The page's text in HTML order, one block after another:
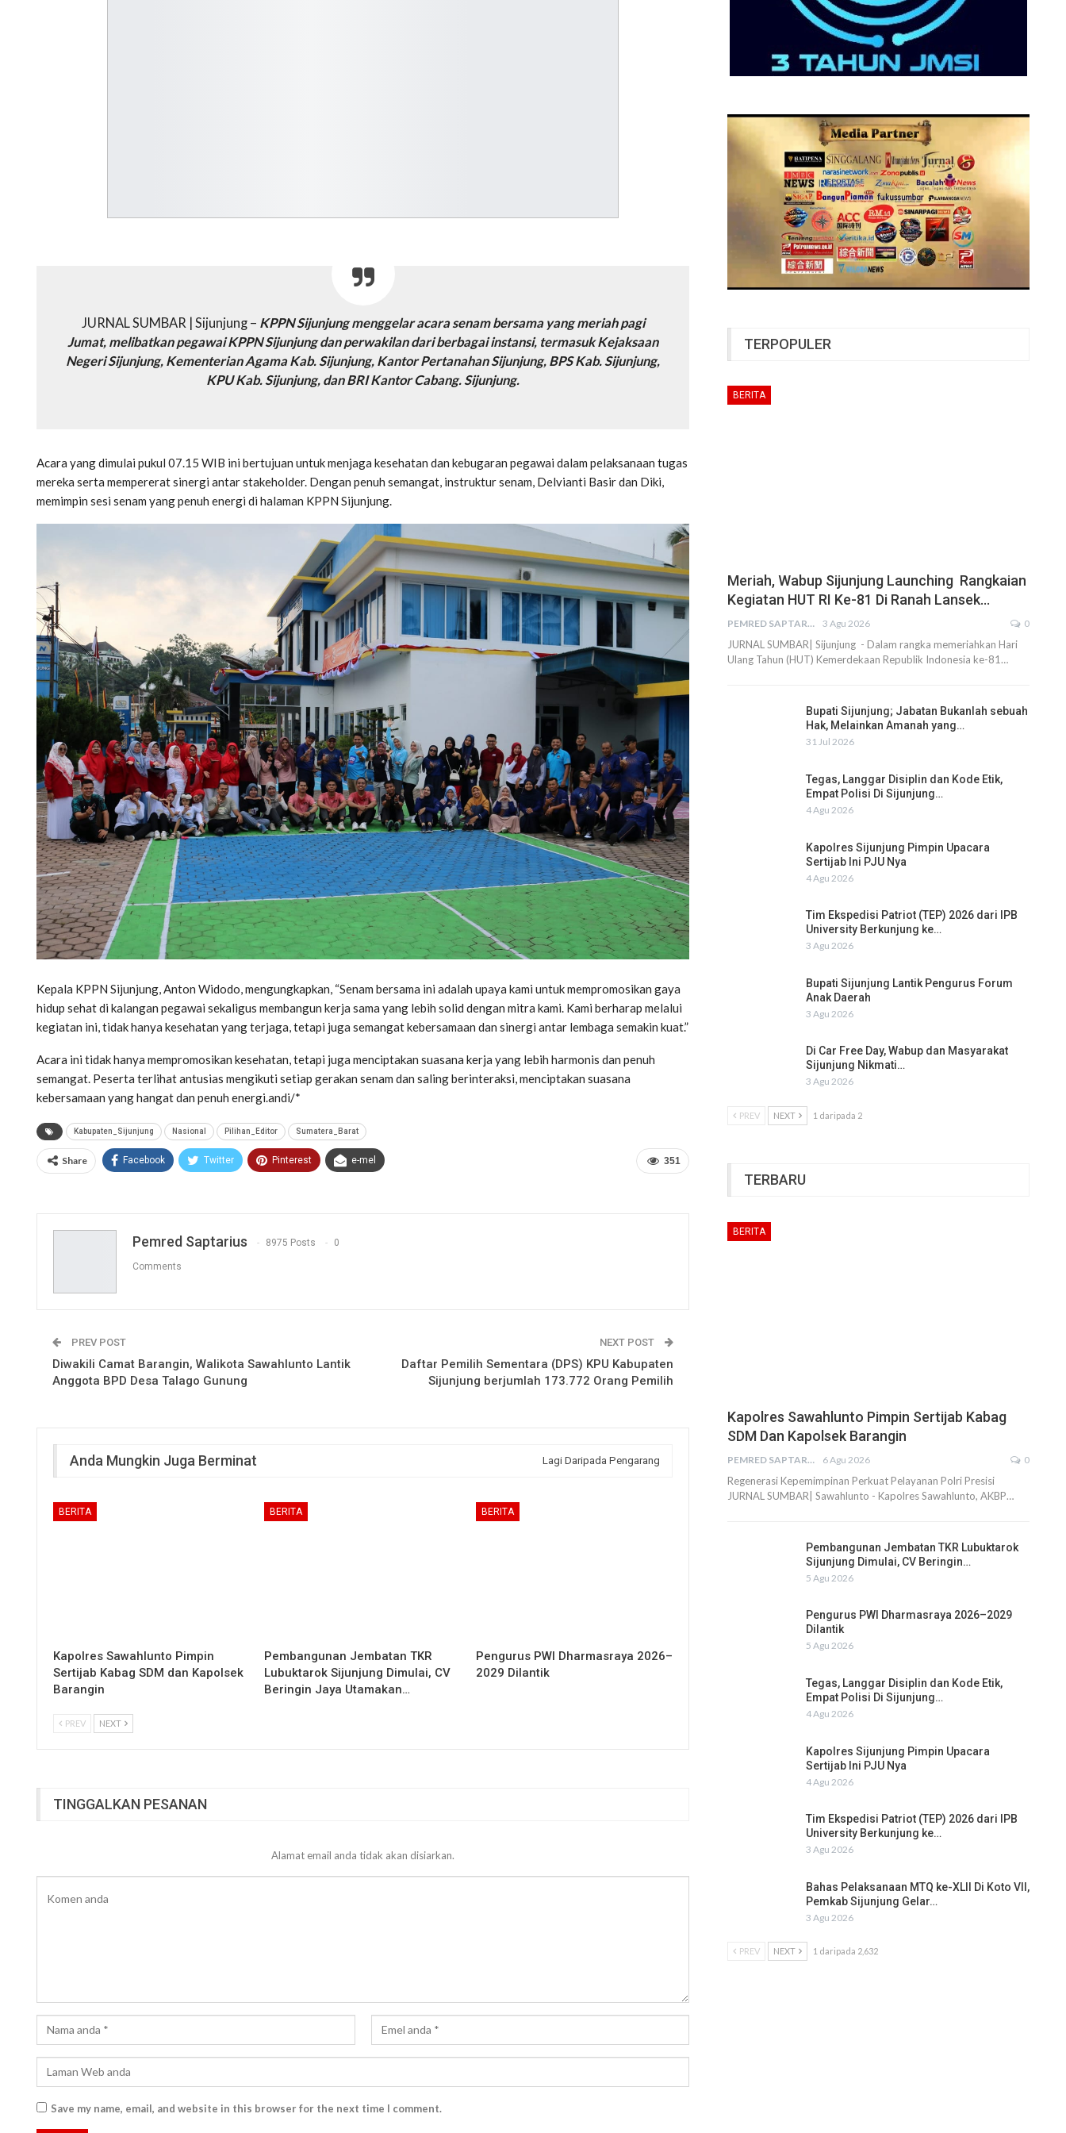
JURNAL SUMBAR | Sijunjung – KPPN Sijunjung menggelar acara senam bersama yang meriah pagi
Jumat, melibatkan pegawai KPPN Sijunjung dan perwakilan dari berbagai instansi, termasuk Kejaksaan
Negeri Sijunjung, Kementerian Agama Kab. Sijunjung, Kantor Pertanahan Sijunjung, BPS Kab. Sijunjung,
KPU Kab. Sijunjung, dan BRI Kantor Cabang. Sijunjung.
Acara yang dimulai pukul 07.15 WIB ini bertujuan untuk menjaga kesehatan dan kebugaran pegawai dalam pelaksanaan tugas
mereka serta mempererat sinergi antar stakeholder. Dengan penuh semangat, instruktur senam, Delvianti Basir dan Diki,
memimpin sesi senam yang penuh energi di halaman KPPN Sijunjung.
Kepala KPPN Sijunjung, Anton Widodo, mengungkapkan, “Senam bersama ini adalah upaya kami untuk mempromosikan gaya
hidup sehat di kalangan pegawai sekaligus membangun kerja sama yang lebih solid dengan mitra kami. Kami berharap melalui
kegiatan ini, tidak hanya kesehatan yang terjaga, tetapi juga semangat kebersamaan dan sinergi antar lembaga semakin kuat.”
Acara ini tidak hanya mempromosikan kesehatan, tetapi juga menciptakan suasana kerja yang lebih harmonis dan penuh
semangat. Peserta terlihat antusias mengikuti setiap gerakan senam dan saling berinteraksi, menciptakan suasana
kebersamaan yang hangat dan penuh energi.andi/*
Kabupaten_Sijunjung Nasional Pilihan_Editor Sumatera_Barat
351
Share Facebook Twitter Pinterest e-mel
Pemred Saptarius 8975 Posts 0
Comments
PREV POST
Diwakili Camat Barangin, Walikota Sawahlunto Lantik
Anggota BPD Desa Talago Gunung
NEXT POST
Daftar Pemilih Sementara (DPS) KPU Kabupaten
Sijunjung berjumlah 173.772 Orang Pemilih
Anda Mungkin Juga Berminat Lagi Daripada Pengarang
BERITA
Kapolres Sawahlunto Pimpin
Sertijab Kabag SDM dan Kapolsek
Barangin
BERITA
Pembangunan Jembatan TKR
Lubuktarok Sijunjung Dimulai, CV
Beringin Jaya Utamakan…
BERITA
Pengurus PWI Dharmasraya 2026–
2029 Dilantik
PREV NEXT
TINGGALKAN PESANAN
Alamat email anda tidak akan disiarkan.
Save my name, email, and website in this browser for the next time I comment.
TERPOPULER
BERITA
Meriah, Wabup Sijunjung Launching Rangkaian
Kegiatan HUT RI Ke-81 Di Ranah Lansek…
PEMRED SAPTARIUS 3 Agu 2026 0
JURNAL SUMBAR| Sijunjung - Dalam rangka memeriahkan Hari
Ulang Tahun (HUT) Kemerdekaan Republik Indonesia ke-81…
Bupati Sijunjung; Jabatan Bukanlah sebuah
Hak, Melainkan Amanah yang…
31 Jul 2026
Tegas, Langgar Disiplin dan Kode Etik,
Empat Polisi Di Sijunjung…
4 Agu 2026
Kapolres Sijunjung Pimpin Upacara
Sertijab Ini PJU Nya
4 Agu 2026
Tim Ekspedisi Patriot (TEP) 2026 dari IPB
University Berkunjung ke…
3 Agu 2026
Bupati Sijunjung Lantik Pengurus Forum
Anak Daerah
3 Agu 2026
Di Car Free Day, Wabup dan Masyarakat
Sijunjung Nikmati…
3 Agu 2026
PREV NEXT 1 daripada 2
TERBARU
BERITA
Kapolres Sawahlunto Pimpin Sertijab Kabag
SDM Dan Kapolsek Barangin
PEMRED SAPTARIUS 6 Agu 2026 0
Regenerasi Kepemimpinan Perkuat Pelayanan Polri Presisi
JURNAL SUMBAR| Sawahlunto - Kapolres Sawahlunto, AKBP…
Pembangunan Jembatan TKR Lubuktarok
Sijunjung Dimulai, CV Beringin…
5 Agu 2026
Pengurus PWI Dharmasraya 2026–2029
Dilantik
5 Agu 2026
Tegas, Langgar Disiplin dan Kode Etik,
Empat Polisi Di Sijunjung…
4 Agu 2026
Kapolres Sijunjung Pimpin Upacara
Sertijab Ini PJU Nya
4 Agu 2026
Tim Ekspedisi Patriot (TEP) 2026 dari IPB
University Berkunjung ke…
3 Agu 2026
Bahas Pelaksanaan MTQ ke-XLII Di Koto VII,
Pemkab Sijunjung Gelar…
3 Agu 2026
PREV NEXT 1 daripada 2,632